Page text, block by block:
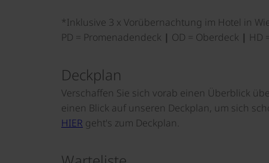
*Inklusive 3 x Vorübernachtung im Hotel in
PD = Promenadendeck | OD = Oberdeck | HD
Deckplan
Verschaffen Sie sich vorab einen Überblick
einen Blick auf unseren Deckplan, um sich
HIER geht's zum Deckplan.